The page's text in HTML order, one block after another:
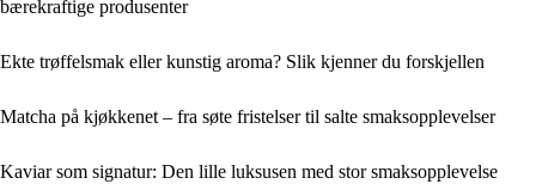
bærekraftige produsenter
Ekte trøffelsmak eller kunstig aroma? Slik kjenner du forskjellen
Matcha på kjøkkenet – fra søte fristelser til salte smaksopplevelser
Kaviar som signatur: Den lille luksusen med stor smaksopplevelse